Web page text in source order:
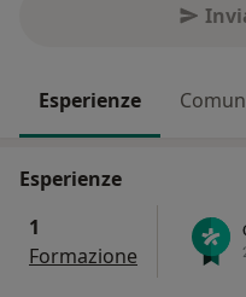
Esperienze
Esperienze
1
Formazione